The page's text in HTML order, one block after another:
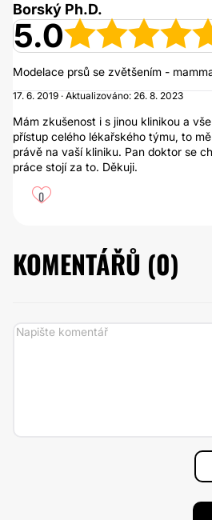
Borský Ph.D.
5.0
Modelace prsů se zvětšením -
17. 6. 2019 · Aktualizováno: 26. 8. 2023
Mám zkušenost i s jinou klinikou a
přístup celého lékařského týmu, to
právě na vaší kliniku. Pan doktor se
práce stojí za to. Děkuji.
0
KOMENTÁŘŮ (0)